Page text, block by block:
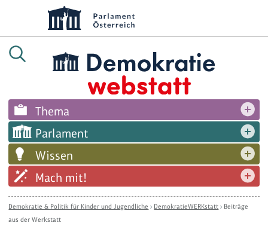
Thema
Parlament
Wissen
Mach mit!
Demokratie & Politik für Kinder und Jugendliche › DemokratieWERKstatt › Beiträge
aus der Werkstatt